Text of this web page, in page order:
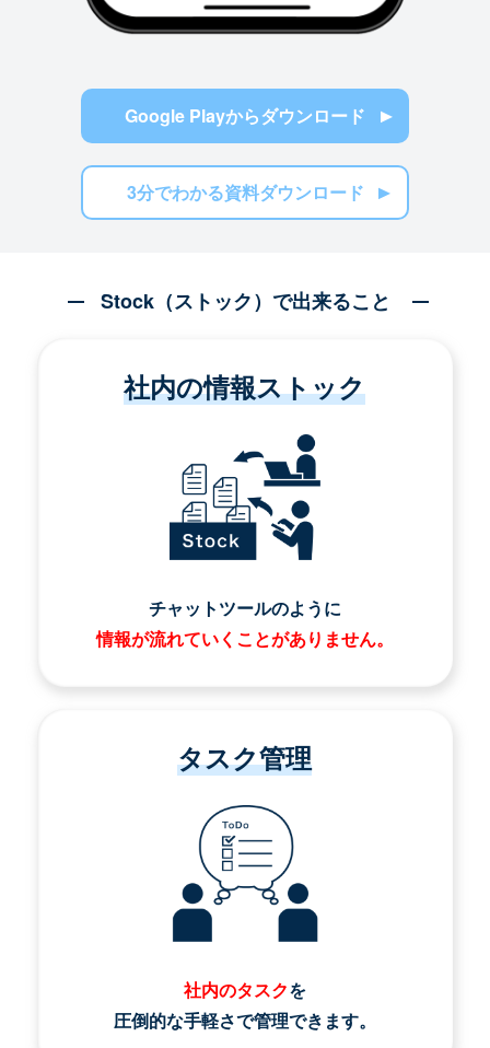
Google Playからダウンロード
3分でわかる資料ダウンロード
Stock（ストック）で出来ること
社内の情報ストック
チャットツールのように
情報が流れていくことがありません。
タスク管理
社内のタスクを
圧倒的な手軽さで管理できます。